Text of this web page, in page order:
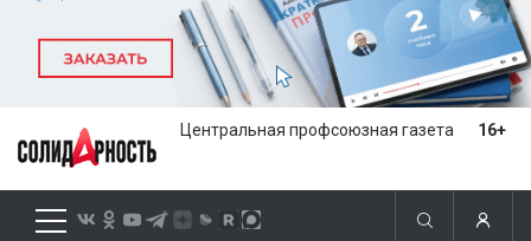
Центральная профсоюзная газета 16+